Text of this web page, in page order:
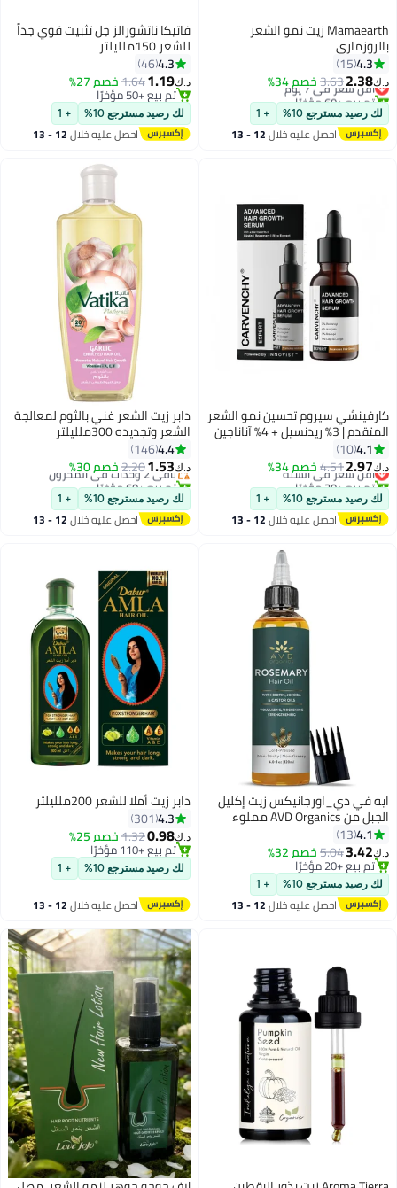
Mamaearth زيت نمو الشعر
بالروزماري
4.3
15
د.ك‏2.38
3.63خصم 34%أقل سعر في 7 يوم
تم بيع +60 مؤخرًا
أقل سعر في 7 يوم
لك رصيد مسترجع 10% + 1
احصل عليه خلال 12 - 13
فاتيكا ناتشورالز جل تثبيت قوي جداً
للشعر 150ملليلتر
4.3
46
د.ك‏1.19
1.64خصم 27%
تم بيع +50 مؤخرًا
تم بيع +50 مؤخرًا
لك رصيد مسترجع 10% + 1
احصل عليه خلال 12 - 13
كارفينشي سيروم تحسين نمو الشعر
المتقدم | 3% ريدنسيل + 4% آناناجين
اللافندر، البيوتين ومستخلص الأرز |
سيروم للتحكم في تساقط الشعر
وتعزيز النمو للرجال والنساء | 30 مل
4.1
10
د.ك‏2.97
4.51خصم 34%
أقل سعر في السنة
تم بيع +30 مؤخرًا
أقل سعر في السنة
لك رصيد مسترجع 10% + 1
احصل عليه خلال 12 - 13
دابر زيت الشعر غني بالثوم لمعالجة
الشعر وتجديده 300ملليلتر
4.4
146
د.ك‏1.53
2.20خصم 30% باقي 2 وحدات في المخزون
تم بيع +60 مؤخرًا
باقي 2 وحدات في المخزون
لك رصيد مسترجع 10% + 1
احصل عليه خلال 12 - 13
ايه في دي_اورجانيكس زيت إكليل
الجبل من AVD Organics مملوء
بالبيوتين 4 أونصة سائلة - تقوية
الشعر وتغذيته وزيادة حجمه | محمل
بزيت الجوجوبا والخروع | غير معدل
وراثيًا، 120 مل
4.1
13
د.ك‏3.42
5.04خصم 32%
تم بيع +20 مؤخرًا
تم بيع +20 مؤخرًا
لك رصيد مسترجع 10% + 1
احصل عليه خلال 12 - 13
دابر زيت أملا للشعر 200ملليلتر
4.3
301
د.ك‏0.98
1.32خصم 25%
تم بيع +110 مؤخرًا
تم بيع +110 مؤخرًا
لك رصيد مسترجع 10% + 1
احصل عليه خلال 12 - 13